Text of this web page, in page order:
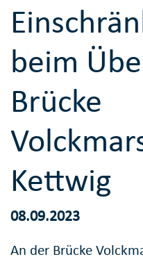
beim
Brücke
Kettwig
08.09.2023
An der Brücke